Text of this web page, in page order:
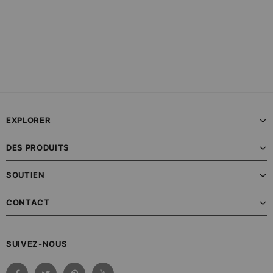
EXPLORER
DES PRODUITS
SOUTIEN
CONTACT
SUIVEZ-NOUS